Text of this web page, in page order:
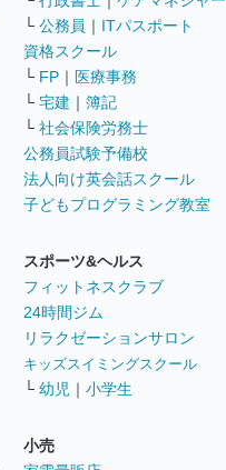
└ 公務員 ｜ ITパスポート
資格スクール
└ FP ｜ 医療事務
└ 宅建 ｜ 簿記
└ 社会保険労務士
公務員試験予備校
法人向け英会話スクール
子どもプログラミング教室
スポーツ&ヘルス
フィットネスクラブ
24時間ジム
リラクゼーションサロン
キッズスイミングスクール
└ 幼児 ｜ 小学生
小売